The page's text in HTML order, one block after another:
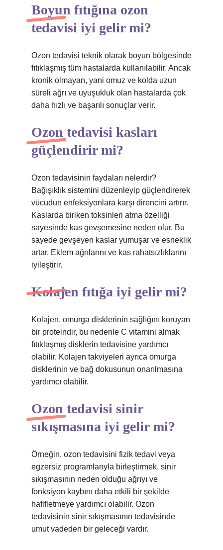
Boyun fıtığına ozon
tedavisi iyi gelir mi?
Ozon tedavisi teknik olarak boyun bölgesinde
fıtıklaşmış tüm hastalarda kullanılabilir. Ancak
kronik olmayan, yani omuz ve kolda uzun
süreli ağrı ve uyuşukluk olan hastalarda çok
daha hızlı ve başarılı sonuçlar verir.
Ozon tedavisi kasları
güçlendirir mi?
Ozon tedavisinin faydaları nelerdir?
Bağışıklık sistemini düzenleyip güçlendirerek
vücudun enfeksiyonlara karşı direncini artırır.
Kaslarda biriken toksinleri atma özelliği
sayesinde kas gevşemesine neden olur. Bu
sayede gevşeyen kaslar yumuşar ve esneklik
artar. Eklem ağrılarını ve kas rahatsızlıklarını
iyileştirir.
Kolajen fıtığa iyi gelir mi?
Kolajen, omurga disklerinin sağlığını koruyan
bir proteindir, bu nedenle C vitamini almak
fıtıklaşmış disklerin tedavisine yardımcı
olabilir. Kolajen takviyeleri ayrıca omurga
disklerinin ve bağ dokusunun onarılmasına
yardımcı olabilir.
Ozon tedavisi sinir
sıkışmasına iyi gelir mi?
Örneğin, ozon tedavisini fizik tedavi veya
egzersiz programlarıyla birleştirmek, sinir
sıkışmasının neden olduğu ağrıyı ve
fonksiyon kaybını daha etkili bir şekilde
hafifletmeye yardımcı olabilir. Ozon
tedavisinin sinir sıkışmasının tedavisinde
umut vadeden bir geleceği vardır.